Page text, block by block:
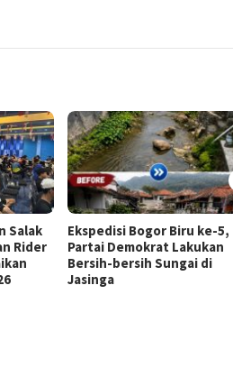
Salak
Rider
Ekspedisi Bogor Biru ke-5,
Partai Demokrat Lakukan
Bersih-bersih Sungai di
Jasinga